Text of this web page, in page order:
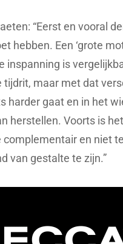
“Eerst en vooral
hebben. Een ‘grote
inspanning is
tijdrit, maar met dat
harder gaat en in het
herstellen. Voorts is
complementair en niet
van gestalte te zijn.”